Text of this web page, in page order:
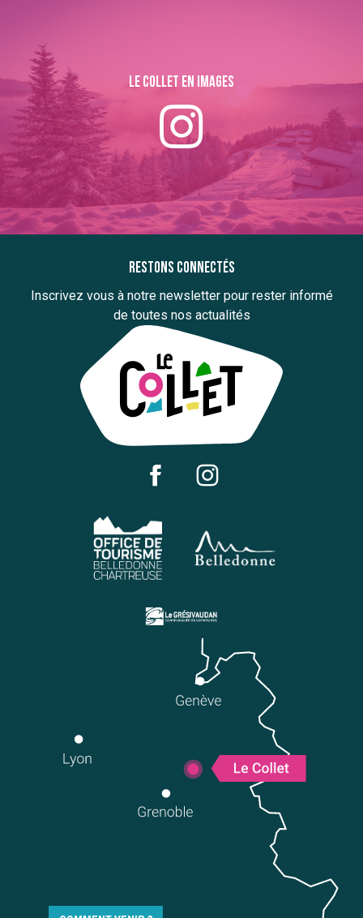
Le collet en images
Restons connectés
Inscrivez vous à notre newsletter pour rester informé
de toutes nos actualités